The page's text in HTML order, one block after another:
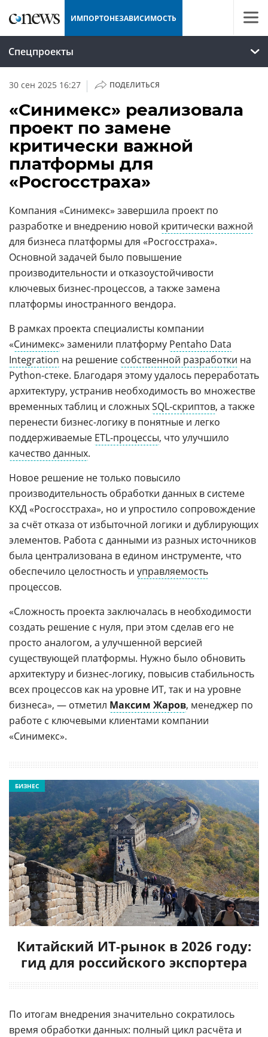
ИМПОРТОНЕЗАВИСИМОСТЬ
Спецпроекты
30 сен 2025 16:27 | ПОДЕЛИТЬСЯ
«Синимекс» реализовала
проект по замене
критически важной
платформы для
«Росгосстраха»
Компания «Синимекс» завершила проект по
разработке и внедрению новой критически важной
для бизнеса платформы для «Росгосстраха».
Основной задачей было повышение
производительности и отказоустойчивости
ключевых бизнес-процессов, а также замена
платформы иностранного вендора.
В рамках проекта специалисты компании
«Синимекс» заменили платформу Pentaho Data
Integration на решение собственной разработки на
Python-стеке. Благодаря этому удалось переработать
архитектуру, устранив необходимость во множестве
временных таблиц и сложныхSQL-скриптов, а также
перенести бизнес-логику в понятные и легко
поддерживаемые ETL-процессы, что улучшило
качество данных.
Новое решение не только повысило
производительность обработки данных в системе
КХД «Росгосстраха», но и упростило сопровождение
за счёт отказа от избыточной логики и дублирующих
элементов. Работа с данными из разных источников
была централизована в едином инструменте, что
обеспечило целостность и управляемость
процессов.
«Сложность проекта заключалась в необходимости
создать решение с нуля, при этом сделав его не
просто аналогом, а улучшенной версией
существующей платформы. Нужно было обновить
архитектуру и бизнес-логику, повысив стабильность
всех процессов как на уровне ИТ, так и на уровне
бизнеса», — отметил Максим Жаров, менеджер по
работе с ключевыми клиентами компании
«Синимекс».
Китайский ИТ-рынок в 2026 году:
гид для российского экспортера
БИЗНЕС
По итогам внедрения значительно сократилось
время обработки данных: полный цикл расчёта и